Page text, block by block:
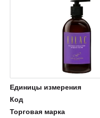
Добавить в
Единицы измерения
Код
Торговая марка